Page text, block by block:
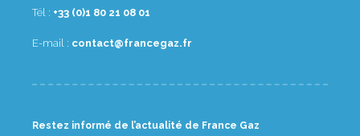
Tél : 10 80 12 08 1(0) 33+
E-mail : rf.zagecnarf@tcatnoc
Restez informé de l’actualité de France Gaz